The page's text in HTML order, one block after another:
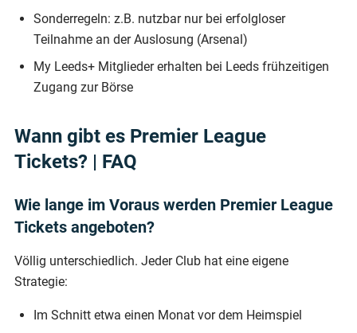
Sonderregeln: z.B. nutzbar nur bei erfolgloser
Teilnahme an der Auslosung (Arsenal)
My Leeds+ Mitglieder erhalten bei Leeds frühzeitigen
Zugang zur Börse
Wann gibt es Premier League
Tickets? | FAQ
Wie lange im Voraus werden Premier League
Tickets angeboten?
Völlig unterschiedlich. Jeder Club hat eine eigene
Strategie:
Im Schnitt etwa einen Monat vor dem Heimspiel